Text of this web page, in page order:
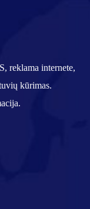
reklama internete,
kūrimas.